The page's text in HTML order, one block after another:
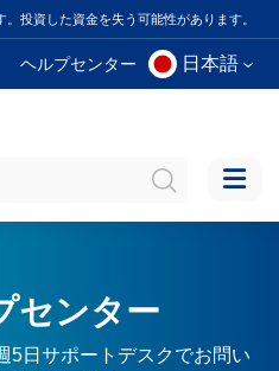
投資した資金を失う可能性があります。
ヘルプセンター 日本語
センター
5日サポートデスクでお問い